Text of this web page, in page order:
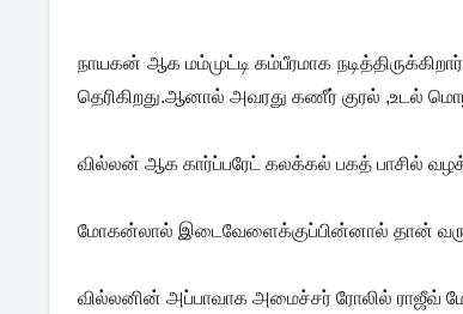
நாயகன் ஆக மம்முட்டி கம்பீரமாக
தெரிகிறது.ஆனால் அவரது கணீர் குரல் ,உடல்
வில்லன் ஆக கார்ப்பரேட் கலக்கல் பகத் பாசில்
மோகன்லால் இடைவேளைக்குப்பின்னால் தான்
வில்லனின் அப்பாவாக அமைச்சர் ரோலில் ராஜீவ்